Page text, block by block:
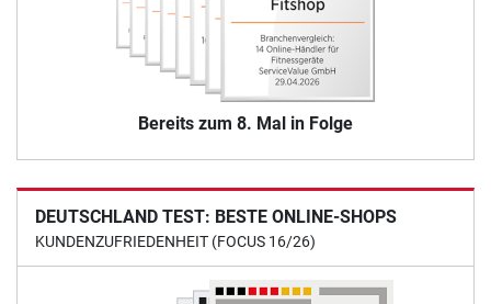
Bereits zum 8. Mal in Folge
DEUTSCHLAND TEST: BESTE ONLINE-SHOPS
KUNDENZUFRIEDENHEIT (FOCUS 16/26)